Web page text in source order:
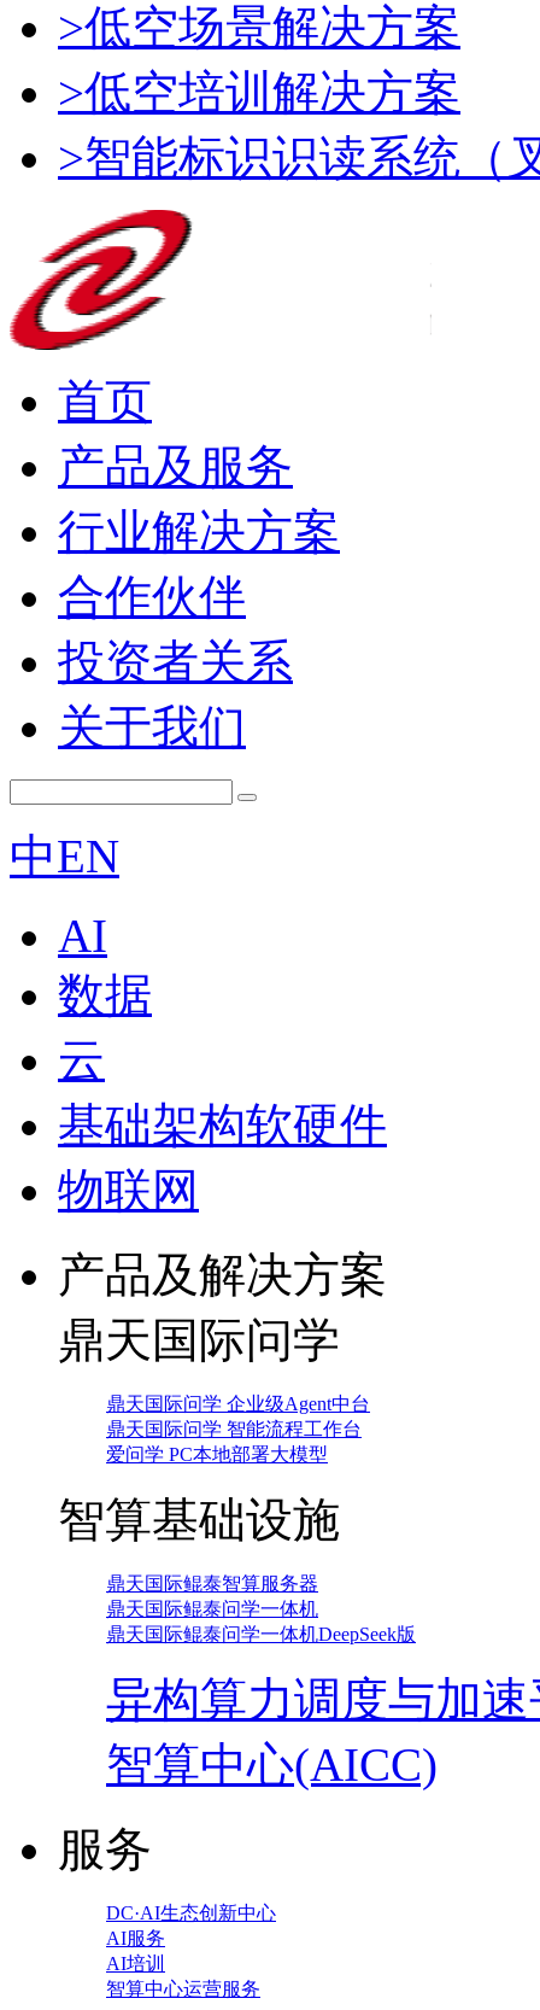
>低空场景解决方案
>低空培训解决方案
>智能标识识读系统（
首页
产品及服务
行业解决方案
合作伙伴
投资者关系
关于我们
中EN
AI
数据
云
基础架构软硬件
物联网
产品及解决方案
鼎天国际问学
鼎天国际问学 企业级Agent中台
鼎天国际问学 智能流程工作台
爱问学 PC本地部署大模型
智算基础设施
鼎天国际鲲泰智算服务器
鼎天国际鲲泰问学一体机
鼎天国际鲲泰问学一体机DeepSeek版
异构算力调度与加
智算中心(AICC)
服务
DC·AI生态创新中心
AI服务
AI培训
智算中心运营服务